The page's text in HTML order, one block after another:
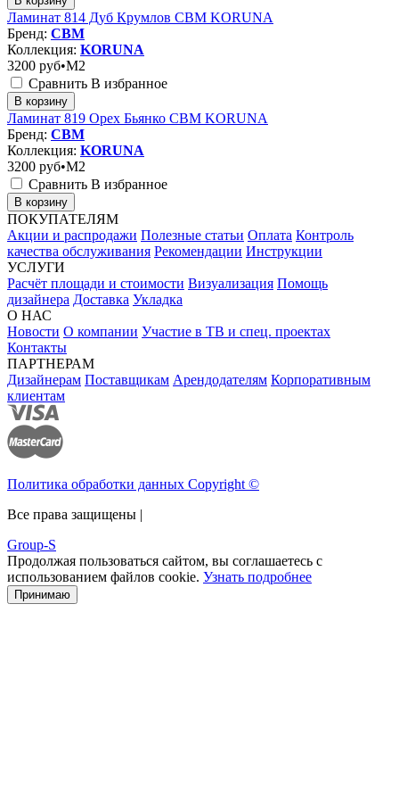
Ламинат 814 Дуб Крумлов CBM KORUNA
Бренд: CBM
Коллекция: KORUNA
3200 руб•M2
Сравнить В избранное
В корзину
Ламинат 819 Орех Бьянко CBM KORUNA
Бренд: CBM
Коллекция: KORUNA
3200 руб•M2
Сравнить В избранное
В корзину
ПОКУПАТЕЛЯМ
Акции и распродажи Полезные статьи Оплата Контроль
качества обслуживания Рекомендации Инструкции
УСЛУГИ
Расчёт площади и стоимости Визуализация Помощь
дизайнера Доставка Укладка
О НАС
Новости О компании Участие в ТВ и спец. проектах
Контакты
ПАРТНЕРАМ
Дизайнерам Поставщикам Арендодателям Корпоративным
клиентам
Политика обработки данных Copyright ©
Все права защищены |
Group-S
Продолжая пользоваться сайтом, вы соглашаетесь с
использованием файлов cookie. Узнать подробнее
Принимаю